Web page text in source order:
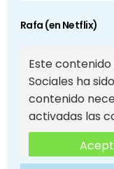
Rafa (en Netflix)
Este
Sociales ha
contenido
activadas las